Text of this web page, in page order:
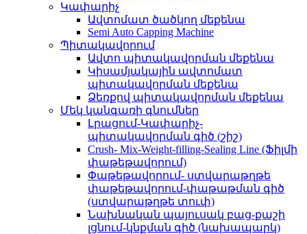
Կափարիչ
Ավտոմատ ծածկող մեքենա
Semi Auto Capping Machine
Պիտակավորում
Ավտո պիտակավորման մեքենա
Կիսամյակային ավտոմատ
պիտակավորման մեքենա
Ձեռքով պիտակավորման մեքենա
Մեկ կանգառի գնումներ
Լրացում-Կափարիչ-
պիտակավորման գիծ (շիշ)
Crush- Mix-Weight-filling-Sealing Line (Ֆիլմի
փաթեթավորում)
Փաթեթավորում- ստվարաթղթե
փաթեթավորում-փաթաթման գիծ
(ստվարաթղթե տուփ)
Նախնական պայուսակ բաց-քաշի
լցնում-կնքման գիծ (նախապարկ)